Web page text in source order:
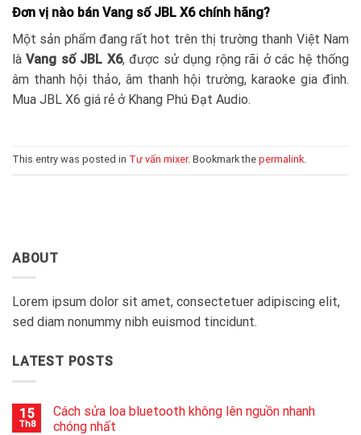
Đơn vị nào bán Vang số JBL X6 chính hãng?
Một sản phẩm đang rất hot trên thị trường thanh Việt Nam
làVang số JBL X6, được sử dụng rộng rãi ở các hệ thống
âm thanh hội thảo, âm thanh hội trường, karaoke gia đình.
Mua JBL X6 giá rẻ ở Khang Phú Đạt Audio.
This entry was posted in Tư vấn mixer. Bookmark the permalink
ABOUT
Lorem ipsum dolor sit amet, consectetuer adipiscing elit,
sed diam nonummy nibh euismod tincidunt.
LATEST POSTS
15
Th8
Cách sửa loa bluetooth không lên nguồn nhanh
chóng nhất